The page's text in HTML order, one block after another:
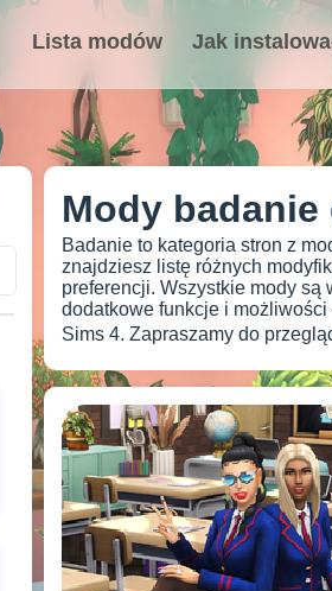
Lista modów Jak
Mody badanie
Badanie to kategoria stron z
znajdziesz listę różnych
preferencji. Wszystkie mody są
dodatkowe funkcje i
Sims 4. Zapraszamy do